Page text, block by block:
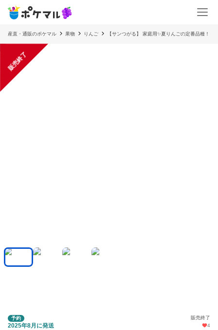
産直・通販のポケマル 果物 りんご 【サンつがる】 家庭用✨夏りんごの定番品種！
販売終了
予約 販売終了
2025年8月に発送 4